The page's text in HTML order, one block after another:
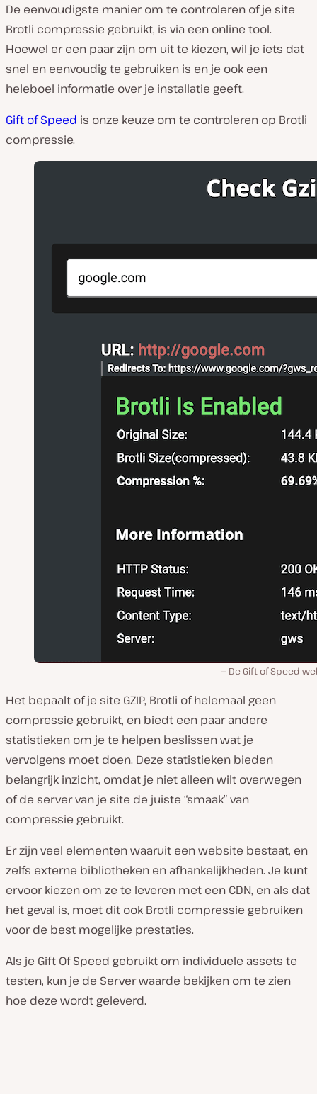
De eenvoudigste manier om te controleren of je site
Brotli compressie gebruikt, is via een online tool.
Hoewel er een paar zijn om uit te kiezen, wil je iets dat
snel en eenvoudig te gebruiken is en je ook een
heleboel informatie over je installatie geeft.
Gift of Speed ​​is onze keuze om te controleren op Brotli
compressie.
De Gift of Speed
Het bepaalt of je site GZIP, Brotli of helemaal geen
compressie gebruikt, en biedt een paar andere
statistieken om je te helpen beslissen wat je
vervolgens moet doen. Deze statistieken bieden
belangrijk inzicht, omdat je niet alleen wilt overwegen
of de server van je site de juiste “smaak” van
compressie gebruikt.
Er zijn veel elementen waaruit een website bestaat, en
zelfs externe bibliotheken en afhankelijkheden. Je kunt
ervoor kiezen om ze te leveren met een CDN, en als dat
het geval is, moet dit ook Brotli compressie gebruiken
voor de best mogelijke prestaties.
Als je Gift Of Speed ​​gebruikt om individuele assets te
testen, kun je de Server waarde bekijken om te zien
hoe deze wordt geleverd.